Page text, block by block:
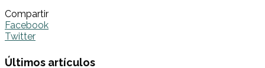
Compartir
Facebook
Twitter
Últimos artículos